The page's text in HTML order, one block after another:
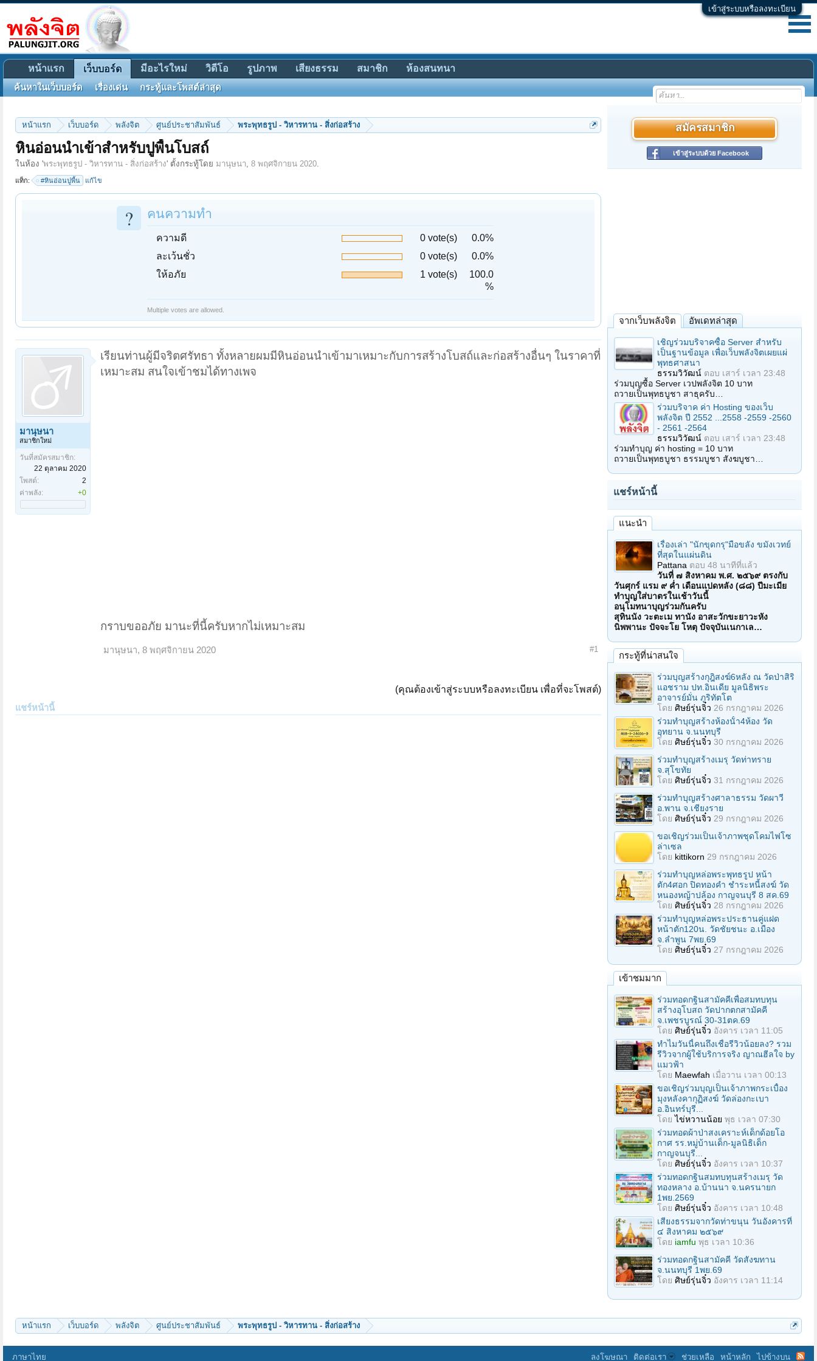
เข้าสู่ระบบหรือลงทะเบียน
หน้าแรก เว็บบอร์ด พลังจิต ศูนย์ประชาสัมพันธ์ พระพุทธรูป - วิหารทาน - สิ่งก่อสร้าง
หินอ่อนนำเข้าสำหรับปูพื้นโบสถ์
ในห้อง 'พระพุทธรูป - วิหารทาน - สิ่งก่อสร้าง' ตั้งกระทู้โดย มานุษนา, 8 พฤศจิกายน 2020.
แท็ก: #หินอ่อนปูพื้น แก้ไข
? คนความทำ
ความดี 0 vote(s)
0.0%
ละเว้นชั่ว
0 vote(s)
0.0%
ให้อภัย
1 vote(s)
100.0
%
Multiple votes are allowed.
มานุษนา
สมาชิกใหม่
วันที่สมัครสมาชิก:
22 ตุลาคม 2020
โพสต์:
2
ค่าพลัง:
+0
เรียนท่านผู้มีจริตศรัทธา ทั้งหลายผมมีหินอ่อนนำเข้ามาเหมาะกับการสร้างโบสถ์และก่อสร้างอื่นๆ ในราคาที่
เหมาะสม สนใจเข้าชมได้ทางเพจ
กราบขออภัย มานะที่นี้ครับหากไม่เหมาะสม
มานุษนา, 8 พฤศจิกายน 2020 #1
(คุณต้องเข้าสู่ระบบหรือลงทะเบียน เพื่อที่จะโพสต์)
แชร์หน้านี้
สมัครสมาชิก
เข้าสู่ระบบด้วย Facebook
จากเว็บพลังจิต อัพเดทล่าสุด
เชิญร่วมบริจาคซื้อ Server สำหรับ
เป็นฐานข้อมูล เพื่อเว็บพลังจิตเผยแผ่
พุทธศาสนา
ธรรมวิวัฒน์ ตอบ เสาร์ เวลา 23:48
ร่วมบุญซื้อ Server เวปพลังจิต 10 บาท
ถวายเป็นพุทธบูชา สาธุครับ…
ร่วมบริจาค ค่า Hosting ของเว็บ
พลังจิต ปี 2552 ...2558 -2559 -2560
- 2561 -2564
ธรรมวิวัฒน์ ตอบ เสาร์ เวลา 23:48
ร่วมทำบุญ ค่า hosting = 10 บาท
ถวายเป็นพุทธบูชา ธรรมบูชา สังฆบูชา…
แชร์หน้านี้
แนะนำ
เรื่องเล่า "นักขุดกรุ"มือขลัง ขมังเวทย์
ที่สุดในแผ่นดิน
Pattana ตอบ 48 นาทีที่แล้ว
วันที่ ๗ สิงหาคม พ.ศ. ๒๕๖๙ ตรงกับ
วันศุกร์ แรม ๙ ค่ำ เดือนแปดหลัง (๘๘) ปีมะเมีย
ทำบุญใส่บาตรในเช้าวันนี้
อนุโมทนาบุญร่วมกันครับ
สุทินนัง วะตะเม ทานัง อาสะวักขะยาวะหัง
นิพพานะ ปัจจะโย โหตุ ปัจจุบันเนกาเล…
กระทู้ที่น่าสนใจ
ร่วมบุญสร้างกุฎิสงฆ์6หลัง ณ วัดป่าสิริ
แอชราม ปท.อินเดีย มูลนิธิพระ
อาจารย์มั่น ภูริทัตโต
โดย ศิษย์รุ่นจิ๋ว 26 กรกฎาคม 2026
ร่วมทําบุญสร้างห้องนั้า4ห้อง วัด
อุทยาน จ.นนทบุรี
โดย ศิษย์รุ่นจิ๋ว 30 กรกฎาคม 2026
ร่วมทําบุญสร้างเมรุ วัดท่าทราย
จ.สุโขทัย
โดย ศิษย์รุ่นจิ๋ว 31 กรกฎาคม 2026
ร่วมทําบุญสร้างศาลาธรรม วัดผาวี
อ.พาน จ.เชียงราย
โดย ศิษย์รุ่นจิ๋ว 29 กรกฎาคม 2026
ขอเชิญร่วมเป็นเจ้าภาพชุดโคมไฟโซ
ล่าเซล
โดย kittikorn 29 กรกฎาคม 2026
ร่วมทําบุญหล่อพระพุทธรูป หน้า
ตัก4ศอก ปิดทองคํา ชําระหนี้สงฆ์ วัด
หนองหญ้าปล้อง กาญจนบุรี 8 สค.69
โดย ศิษย์รุ่นจิ๋ว 28 กรกฎาคม 2026
ร่วมทําบุญหล่อพระประธานคู่แฝด
หน้าตัก120น. วัดชัยชนะ อ.เมือง
จ.ลำพูน 7พย.69
โดย ศิษย์รุ่นจิ๋ว 27 กรกฎาคม 2026
เข้าชมมาก
ร่วมทอดกฐินสามัคคีเพื่อสมทบทุน
สร้างอุโบสถ วัดปากตกสามัคคี
จ.เพชรบูรณ์ 30-31ตค.69
โดย ศิษย์รุ่นจิ๋ว อังคาร เวลา 11:05
ทำไมวันนี้คนถึงเชื่อรีวิวน้อยลง? รวม
รีวิวจากผู้ใช้บริการจริง ญาณฮีลใจ by
แมวฟ้า
โดย Maewfah เมื่อวาน เวลา 00:13
ขอเชิญร่วมบุญเป็นเจ้าภาพกระเบื้อง
มุงหลังคากุฏิสงฆ์ วัดล่องกะเบา
อ.อินทร์บุรี...
โดยไข่หวานน้อย พุธ เวลา 07:30
ร่วมทอดผ้าป่าสงเคราะห์เด็กด้อยโอ
กาศ รร.หมู่บ้านเด็ก-มูลนิธิเด็ก
กาญจนบุรี...
โดย ศิษย์รุ่นจิ๋ว อังคาร เวลา 10:37
ร่วมทอดกฐินสมทบทุนสร้างเมรุ วัด
ทองหลาง อ.บ้านนา จ.นครนายก
1พย.2569
โดย ศิษย์รุ่นจิ๋ว อังคาร เวลา 10:48
เสียงธรรมจากวัดท่าขนุน วันอังคารที่
๔ สิงหาคม ๒๕๖๙
โดย iamfu พุธ เวลา 10:36
ร่วมทอดกฐินสามัคคี วัดสังฆทาน
จ.นนทบุรี 1พย.69
โดย ศิษย์รุ่นจิ๋ว อังคาร เวลา 11:14
หน้าแรก เว็บบอร์ด พลังจิต ศูนย์ประชาสัมพันธ์ พระพุทธรูป - วิหารทาน - สิ่งก่อสร้าง
หน้าแรก เว็บบอร์ด
ค้นหาในเว็บบอร์ด เรื่องเด่น กระทู้และโพสต์ล่าสุด
มีอะไรใหม่ วิดีโอ รูปภาพ เสียงธรรม สมาชิก ห้องสนทนา
ภาษาไทย ลงโฆษณา ติดต่อเรา ช่วยเหลือ หน้าหลัก ไปข้างบน